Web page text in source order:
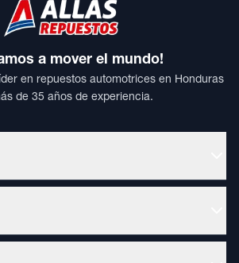
a mover el mundo!
en repuestos automotrices en Honduras
de 35 años de experiencia.